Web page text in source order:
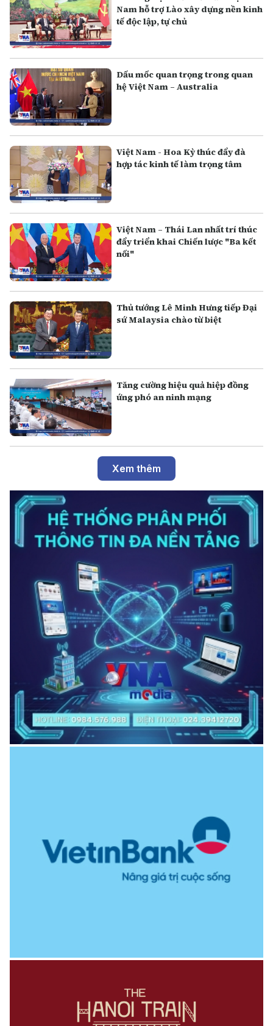
Nam hỗ trợ Lào xây dựng nền kinh
tế độc lập, tự chủ
Dấu mốc quan trọng trong quan
hệ Việt Nam – Australia
Việt Nam - Hoa Kỳ thúc đẩy đà
hợp tác kinh tế làm trọng tâm
Việt Nam – Thái Lan nhất trí thúc
đẩy triển khai Chiến lược "Ba kết
nối"
Thủ tướng Lê Minh Hưng tiếp Đại
sứ Malaysia chào từ biệt
Tăng cường hiệu quả hiệp đồng
ứng phó an ninh mạng
Xem thêm